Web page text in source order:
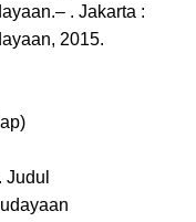
. Jakarta :
2015.